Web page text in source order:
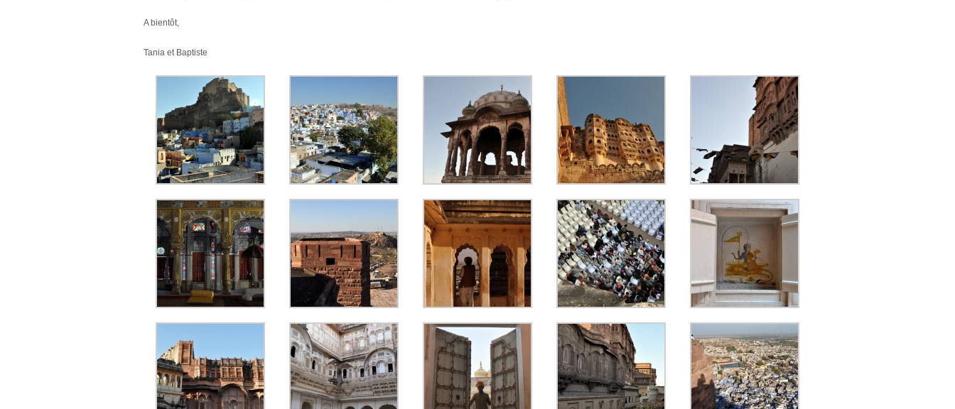
A bientôt,
Tania et Baptiste